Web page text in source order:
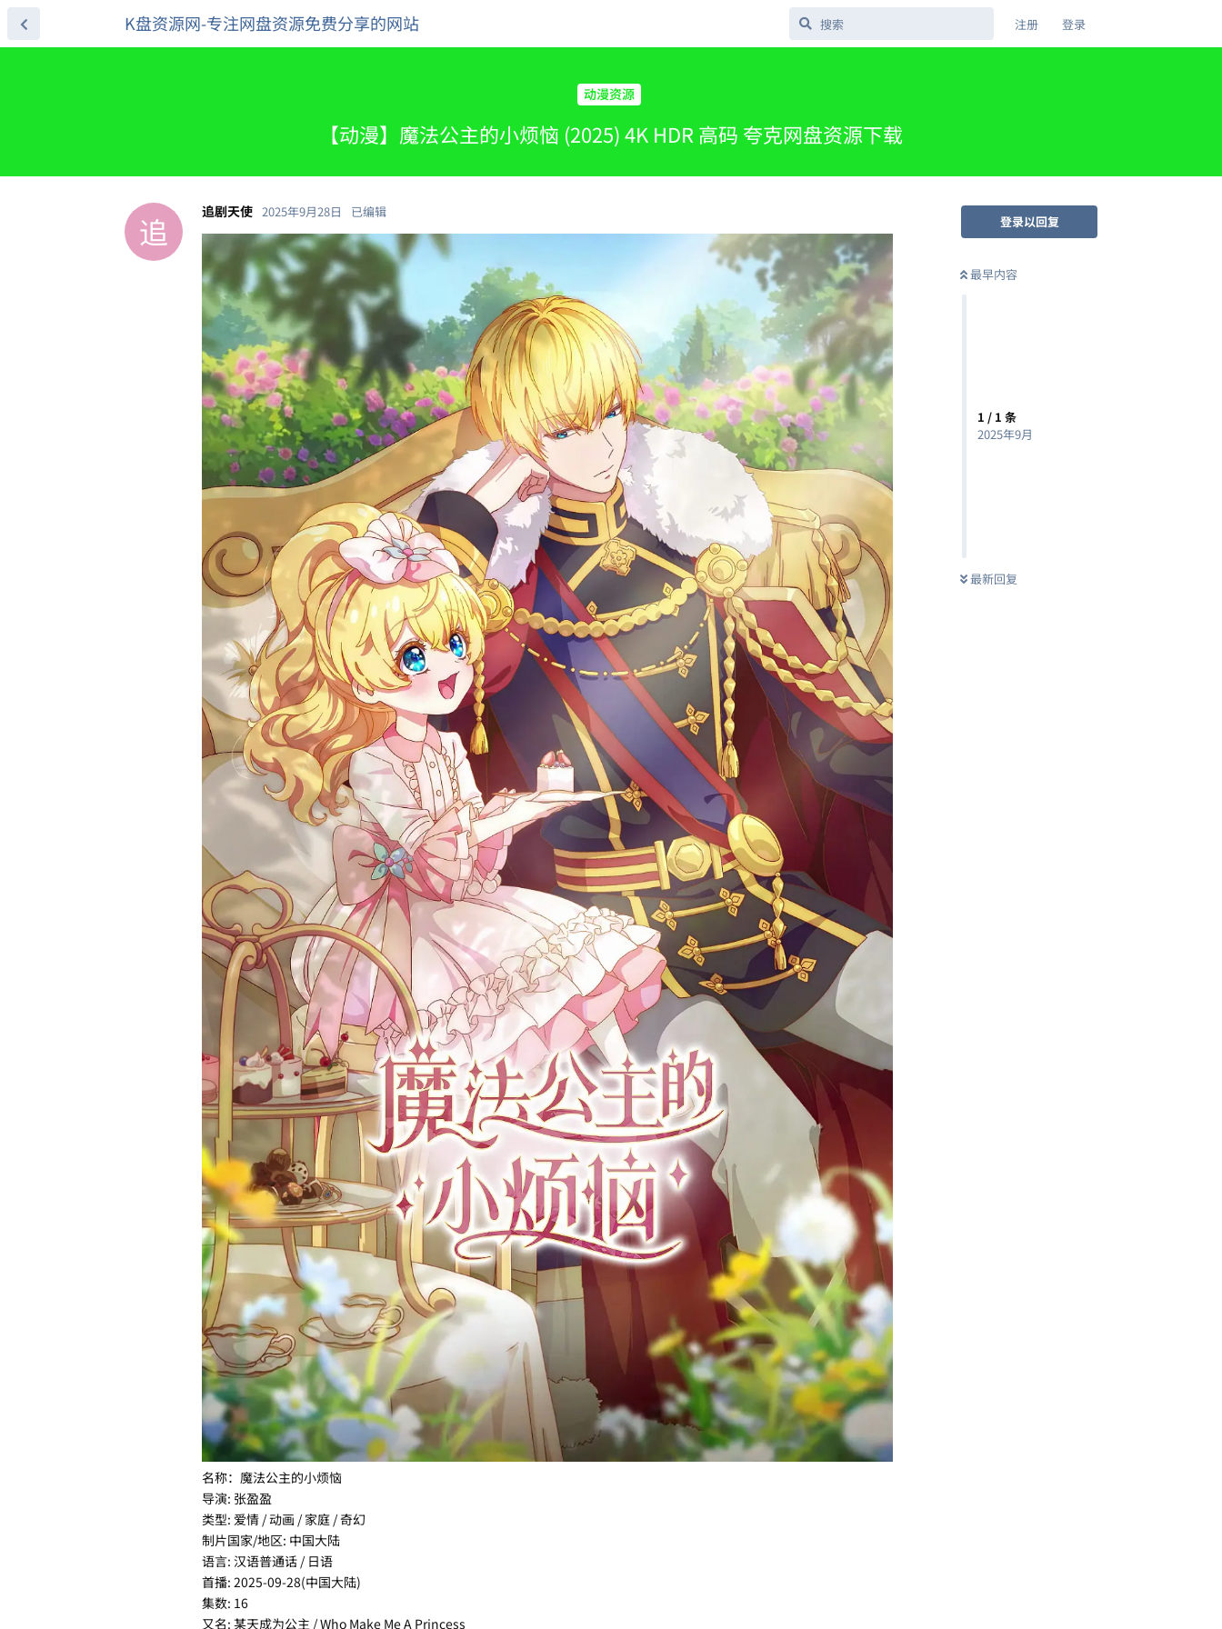
K盘资源网-专注网盘资源免费分享的网站 注册 登录
动漫资源
【动漫】魔法公主的小烦恼 (2025) 4K HDR 高码 夸克网盘资源下载
登录以回复
最早内容
1 / 1 条
2025年9月
最新回复
追 追剧天使 2025年9月28日 已编辑
名称：魔法公主的小烦恼
导演: 张盈盈
类型: 爱情 / 动画 / 家庭 / 奇幻
制片国家/地区: 中国大陆
语言: 汉语普通话 / 日语
首播: 2025-09-28(中国大陆)
集数: 16
又名: 某天成为公主 / Who Make Me A Princess